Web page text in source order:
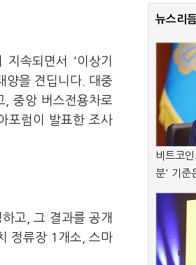
속되면서 '이상기
양을 견딥니다. 대중
, 중앙 버스전용차로
포럼이 발표한 조사
고, 그 결과를 공개
정류장 1개소, 스마
뉴스리
비트코
분' 기준